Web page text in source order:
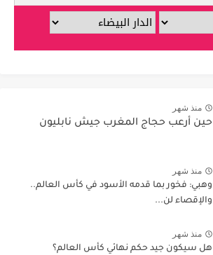
منذ شهر
حين أرعب حجاج المغرب جيش نابليون
منذ شهر
وهبي: فخور بما قدمه الأسود في كأس العالم..
والإقصاء لن...
منذ شهر
هل سيكون جيد حكم نهائي كأس العالم؟